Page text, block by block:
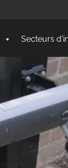
Secteurs